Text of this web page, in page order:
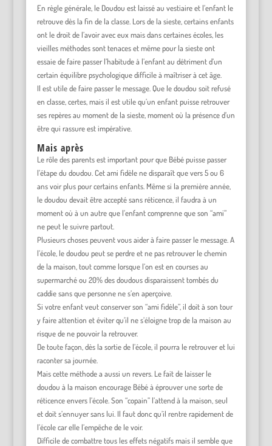
En règle générale, le Doudou est laissé au vestiaire et l’enfant le
retrouve dès la fin de la classe. Lors de la sieste, certains enfants
ont le droit de l’avoir avec eux mais dans certaines écoles, les
vieilles méthodes sont tenaces et même pour la sieste ont
essaie de faire passer l’habitude à l’enfant au détriment d’un
certain équilibre psychologique difficile à maîtriser à cet âge.
Il est utile de faire passer le message. Que le doudou soit refusé
en classe, certes, mais il est utile qu’un enfant puisse retrouver
ses repères au moment de la sieste, moment où la présence d’un
être qui rassure est impérative.
Mais après
Le rôle des parents est important pour que Bébé puisse passer
l’étape du doudou. Cet ami fidèle ne disparaît que vers 5 ou 6
ans voir plus pour certains enfants. Même si la première année,
le doudou devait être accepté sans réticence, il faudra à un
moment où à un autre que l’enfant comprenne que son “ami”
ne peut le suivre partout.
Plusieurs choses peuvent vous aider à faire passer le message. A
l’école, le doudou peut se perdre et ne pas retrouver le chemin
de la maison, tout comme lorsque l’on est en courses au
supermarché ou 20% des doudous disparaissent tombés du
caddie sans que personne ne s’en aperçoive.
Si votre enfant veut conserver son “ami fidèle”, il doit à son tour
y faire attention et éviter qu’il ne s’éloigne trop de la maison au
risque de ne pouvoir la retrouver.
De toute façon, dès la sortie de l’école, il pourra le retrouver et lui
raconter sa journée.
Mais cette méthode a aussi un revers. Le fait de laisser le
doudou à la maison encourage Bébé à éprouver une sorte de
réticence envers l’école. Son “copain” l’attend à la maison, seul
et doit s’ennuyer sans lui. Il faut donc qu’il rentre rapidement de
l’école car elle l’empêche de le voir.
Difficile de combattre tous les effets négatifs mais il semble que